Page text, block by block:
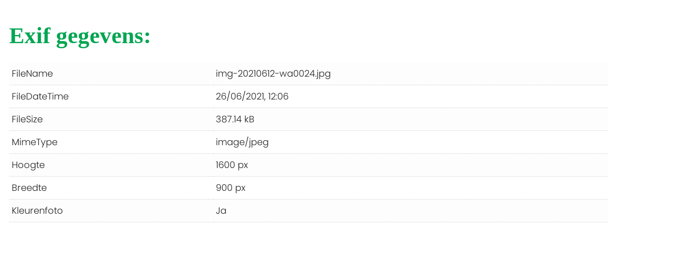
Exif gegevens:
FileName
img-20210612-wa0024.jpg
FileDateTime
26/06/2021, 12:06
FileSize
387.14 kB
MimeType
image/jpeg
Hoogte
1600 px
Breedte
900 px
Kleurenfoto
Ja